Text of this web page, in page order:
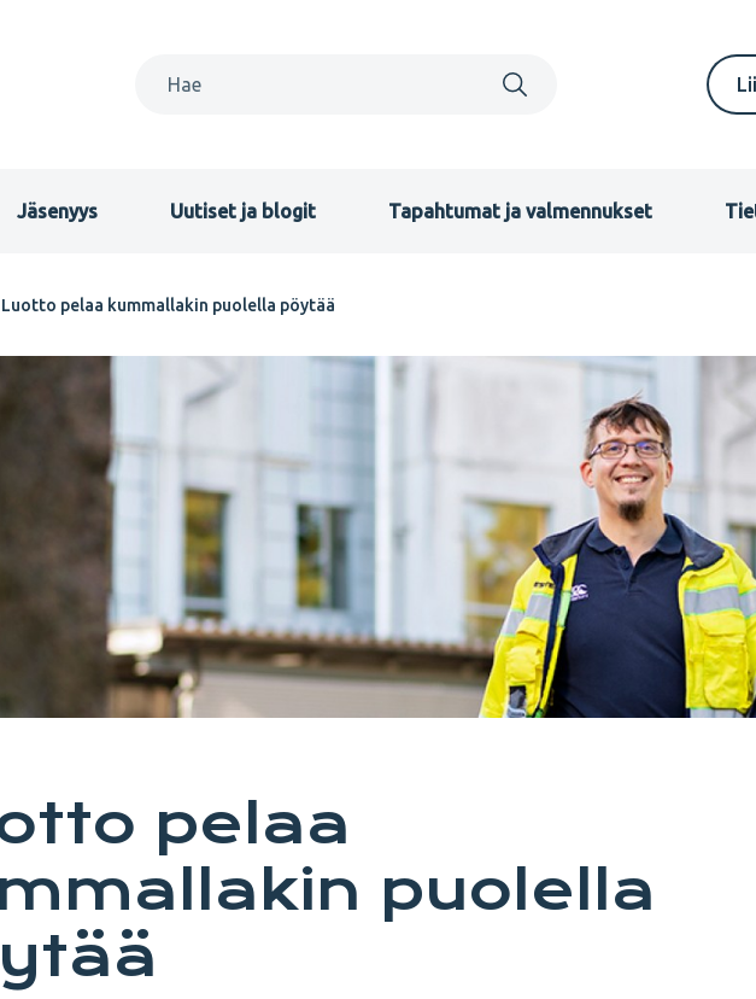
FI
Jäsenyys Uutiset ja blogit Tapahtumat ja valmennukset
Luotto pelaa kummallakin puolella pöytää
pelaa
puolella